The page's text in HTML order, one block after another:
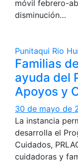
móvil febrero-
disminución…
Punitaqui Rio
Familias
ayuda del
Apoyos y
30 de mayo de
La instancia
desarrolla el
Cuidados,
cuidadoras y